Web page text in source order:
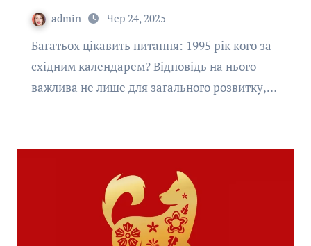
admin Чер 24, 2025
Багатьох цікавить питання: 1995 рік кого за
східним календарем? Відповідь на нього
важлива не лише для загального розвитку,…